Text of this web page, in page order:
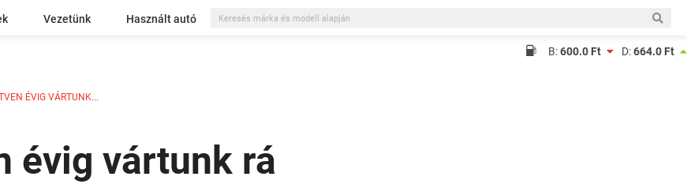
Vezetünk Használt autó
B:600.0 Ft D:664.0 Ft
ÉVIG VÁRTUNK...
évig vártunk rá